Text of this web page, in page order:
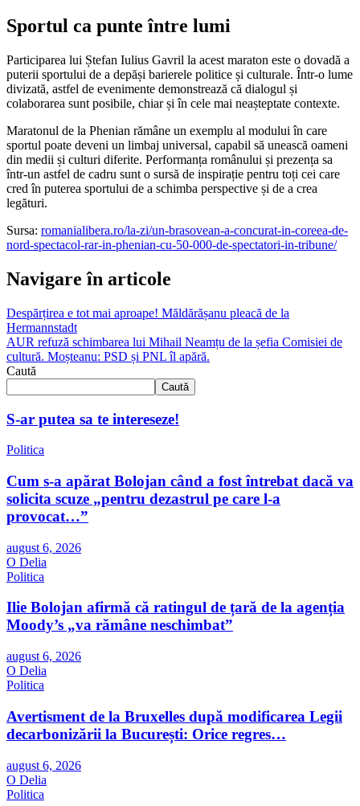
Sportul ca punte între lumi
Participarea lui Ștefan Iulius Gavril la acest maraton este o dovadă a
puterii sportului de a depăși barierele politice și culturale. Într-o lume
divizată, astfel de evenimente demonstrează că dialogul și
colaborarea sunt posibile, chiar și în cele mai neașteptate contexte.
Maratonul de la Phenian rămâne un exemplu al modului în care
sportul poate deveni un limbaj universal, capabil să unească oameni
din medii și culturi diferite. Performanța românului și prezența sa
într-un astfel de cadru sunt o sursă de inspirație pentru toți cei care
cred în puterea sportului de a schimba perspective și de a crea
legături.
Sursa: romanialibera.ro/la-zi/un-brasovean-a-concurat-in-coreea-de-
nord-spectacol-rar-in-phenian-cu-50-000-de-spectatori-in-tribune/
Navigare în articole
Despărțirea e tot mai aproape! Măldărășanu pleacă de la
Hermannstadt
AUR refuză schimbarea lui Mihail Neamțu de la șefia Comisiei de
cultură. Moșteanu: PSD și PNL îl apără.
Caută
Caută
S-ar putea sa te intereseze!
Politica
Cum s-a apărat Bolojan când a fost întrebat dacă va
solicita scuze „pentru dezastrul pe care l-a
provocat…”
august 6, 2026
O Delia
Politica
Ilie Bolojan afirmă că ratingul de țară de la agenția
Moody’s „va rămâne neschimbat”
august 6, 2026
O Delia
Politica
Avertisment de la Bruxelles după modificarea Legii
decarbonizării la București: Orice regres…
august 6, 2026
O Delia
Politica